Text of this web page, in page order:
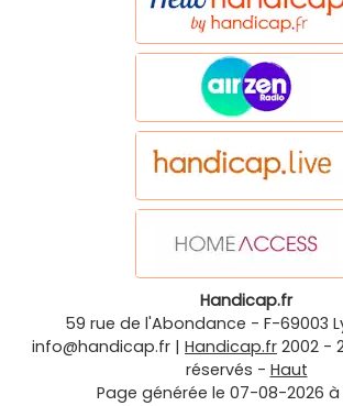
Handicap.fr
59 rue de l'Abondance - F-69003
info@handicap.fr | Handicap.fr 2002 -
réservés - Haut
Page générée le 07-08-2026 à